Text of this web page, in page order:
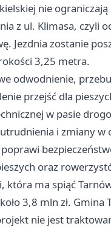
nie
z ul. Klimasa, czyli
Jezdnia zostanie
3,25 metra.
odwodnienie,
przejść dla
w pasie
i zmiany w
oraz
która ma spiąć
3,8 mln zł. Gmina
nie jest